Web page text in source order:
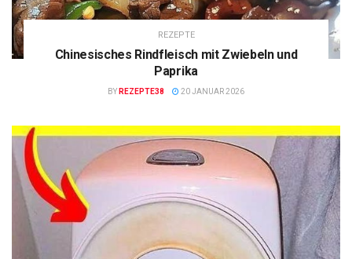
REZEPTE
Chinesisches Rindfleisch mit Zwiebeln und
Paprika
BY REZEPTE38 20 JANUAR 2026